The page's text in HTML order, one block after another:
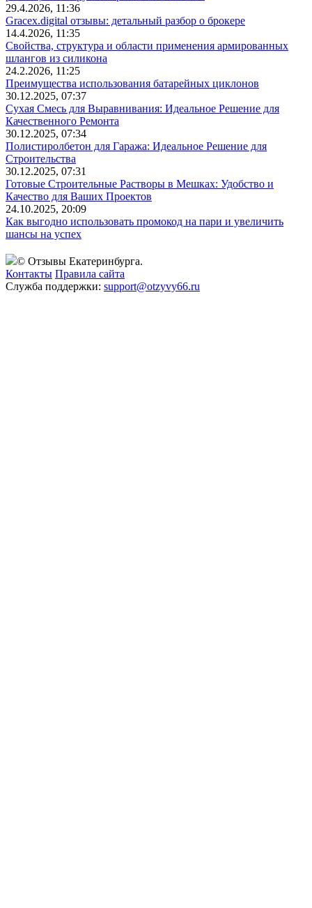
29.4.2026, 11:36
Gracex.digital отзывы: детальный разбор о брокере
14.4.2026, 11:35
Свойства, структура и области применения армированных
шлангов из силикона
24.2.2026, 11:25
Преимущества использования батарейных циклонов
30.12.2025, 07:37
Сухая Смесь для Выравнивания: Идеальное Решение для
Качественного Ремонта
30.12.2025, 07:34
Полистиролбетон для Гаража: Идеальное Решение для
Строительства
30.12.2025, 07:31
Готовые Строительные Растворы в Мешках: Удобство и
Качество для Ваших Проектов
24.10.2025, 20:09
Как выгодно использовать промокод на пари и увеличить
шансы на успех
© Отзывы Екатеринбурга.
Контакты Правила сайта
Служба поддержки: support@otzyvy66.ru